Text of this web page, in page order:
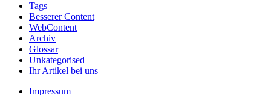
Tags
Besserer Content
WebContent
Archiv
Glossar
Unkategorised
Ihr Artikel bei uns
Impressum